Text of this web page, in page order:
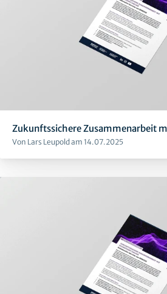
Zukunftssichere Zusammenarbeit
Von Lars Leupold am 14.07.2025